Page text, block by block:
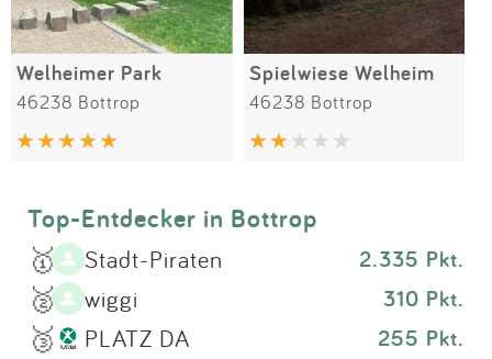
Welheimer Park
46238 Bottrop
Spielwiese Welheim
46238 Bottrop
Top-Entdecker in Bottrop
🥇 Stadt-Piraten 2.335 Pkt.
🥈 wiggi 310 Pkt.
🥉 PLATZ DA 255 Pkt.